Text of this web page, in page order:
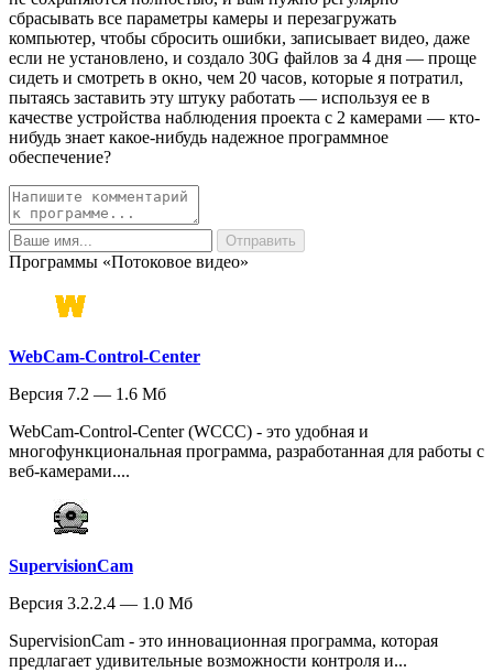
сбрасывать все параметры камеры и перезагружать
компьютер, чтобы сбросить ошибки, записывает видео, даже
если не установлено, и создало 30G файлов за 4 дня — проще
сидеть и смотреть в окно, чем 20 часов, которые я потратил,
пытаясь заставить эту штуку работать — используя ее в
качестве устройства наблюдения проекта с 2 камерами — кто-
нибудь знает какое-нибудь надежное программное
обеспечение?
Программы «Потоковое видео»
WebCam-Control-Center
Версия 7.2 — 1.6 Мб
WebCam-Control-Center (WCCC) - это удобная и
многофункциональная программа, разработанная для работы с
веб-камерами....
SupervisionCam
Версия 3.2.2.4 — 1.0 Мб
SupervisionCam - это инновационная программа, которая
предлагает удивительные возможности контроля и...